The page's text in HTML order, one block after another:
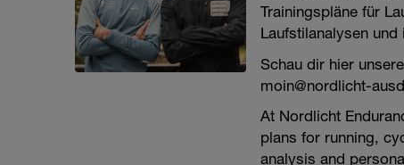
Trainingspläne für
Laufstilanalysen
Schau dir hier
moin@nordlicht-
At Nordlicht
plans for running,
analysis and